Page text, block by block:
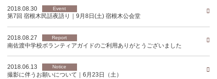
2018.08.30 Event
第7回 宿根木民話夜語り｜9月8日(土) 宿根木公会堂
2018.08.27 Report
南佐渡中学校ボランティアガイドのご利用ありがとうございました
2018.06.13 Notice
撮影に伴うお願いについて｜6月23日（土）